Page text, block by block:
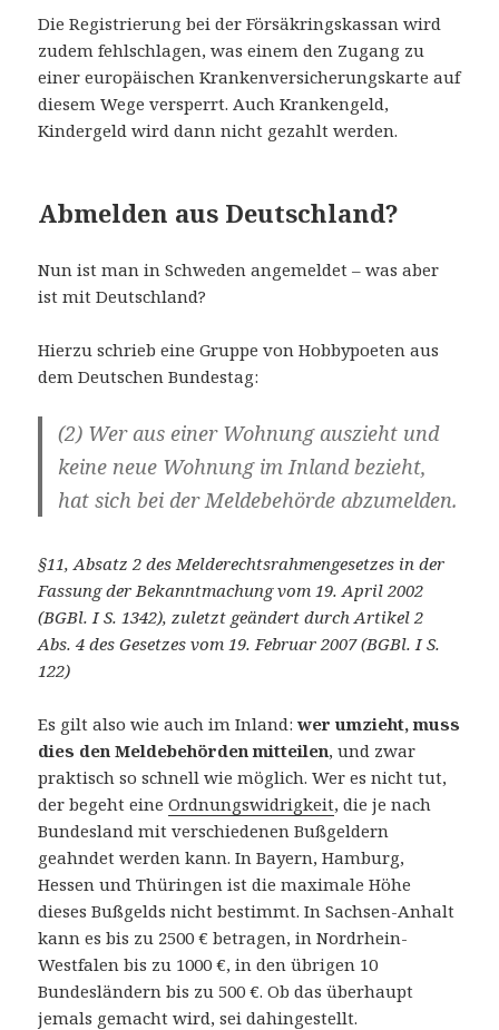
Die Registrierung bei der Försäkringskassan wird
zudem fehlschlagen, was einem den Zugang zu
einer europäischen Krankenversicherungskarte auf
diesem Wege versperrt. Auch Krankengeld,
Kindergeld wird dann nicht gezahlt werden.
Abmelden aus Deutschland?
Nun ist man in Schweden angemeldet – was aber
ist mit Deutschland?
Hierzu schrieb eine Gruppe von Hobbypoeten aus
dem Deutschen Bundestag:
(2) Wer aus einer Wohnung auszieht und
keine neue Wohnung im Inland bezieht,
hat sich bei der Meldebehörde abzumelden.
§11, Absatz 2 des Melderechtsrahmengesetzes in der
Fassung der Bekanntmachung vom 19. April 2002
(BGBl. I S. 1342), zuletzt geändert durch Artikel 2
Abs. 4 des Gesetzes vom 19. Februar 2007 (BGBl. I S.
122)
Es gilt also wie auch im Inland:wer umzieht, muss
dies den Meldebehörden mitteilen, und zwar
praktisch so schnell wie möglich. Wer es nicht tut,
der begeht eineOrdnungswidrigkeit, die je nach
Bundesland mit verschiedenen Bußgeldern
geahndet werden kann. In Bayern, Hamburg,
Hessen und Thüringen ist die maximale Höhe
dieses Bußgelds nicht bestimmt. In Sachsen-Anhalt
kann es bis zu 2500 € betragen, in Nordrhein-
Westfalen bis zu 1000 €, in den übrigen 10
Bundesländern bis zu 500 €. Ob das überhaupt
jemals gemacht wird, sei dahingestellt.